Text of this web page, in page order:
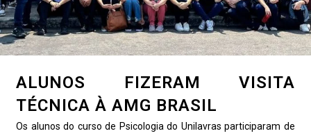
ALUNOS FIZERAM VISITA
TÉCNICA À AMG BRASIL
Os alunos do curso de Psicologia do Unilavras participaram de